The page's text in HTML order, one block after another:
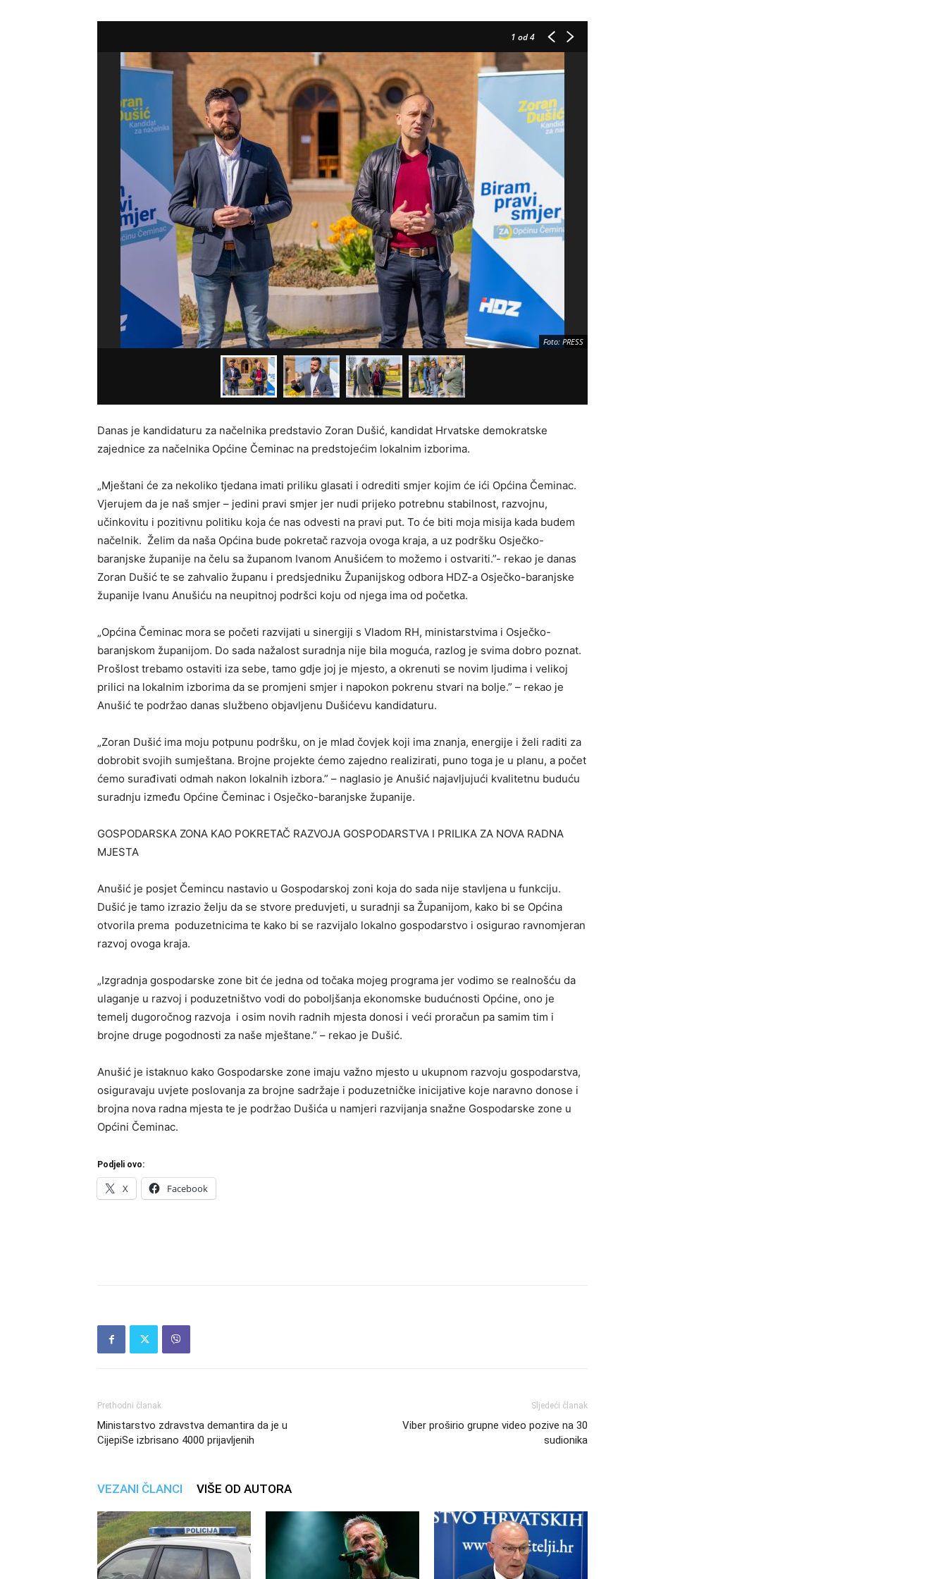
1 od 4
Foto: PRESS
Danas je kandidaturu za načelnika predstavio Zoran Dušić, kandidat Hrvatske demokratske
zajednice za načelnika Općine Čeminac na predstojećim lokalnim izborima.
„Mještani će za nekoliko tjedana imati priliku glasati i odrediti smjer kojim će ići Općina Čeminac.
Vjerujem da je naš smjer – jedini pravi smjer jer nudi prijeko potrebnu stabilnost, razvojnu,
učinkovitu i pozitivnu politiku koja će nas odvesti na pravi put. To će biti moja misija kada budem
načelnik. Želim da naša Općina bude pokretač razvoja ovoga kraja, a uz podršku Osječko-
baranjske županije na čelu sa županom Ivanom Anušićem to možemo i ostvariti.”- rekao je danas
Zoran Dušić te se zahvalio županu i predsjedniku Županijskog odbora HDZ-a Osječko-baranjske
županije Ivanu Anušiću na neupitnoj podršci koju od njega ima od početka.
„Općina Čeminac mora se početi razvijati u sinergiji s Vladom RH, ministarstvima i Osječko-
baranjskom županijom. Do sada nažalost suradnja nije bila moguća, razlog je svima dobro poznat.
Prošlost trebamo ostaviti iza sebe, tamo gdje joj je mjesto, a okrenuti se novim ljudima i velikoj
prilici na lokalnim izborima da se promjeni smjer i napokon pokrenu stvari na bolje.” – rekao je
Anušić te podržao danas službeno objavljenu Dušićevu kandidaturu.
„Zoran Dušić ima moju potpunu podršku, on je mlad čovjek koji ima znanja, energije i želi raditi za
dobrobit svojih sumještana. Brojne projekte ćemo zajedno realizirati, puno toga je u planu, a počet
ćemo surađivati odmah nakon lokalnih izbora.” – naglasio je Anušić najavljujući kvalitetnu buduću
suradnju između Općine Čeminac i Osječko-baranjske županije.
GOSPODARSKA ZONA KAO POKRETAČ RAZVOJA GOSPODARSTVA I PRILIKA ZA NOVA RADNA
MJESTA
Anušić je posjet Čemincu nastavio u Gospodarskoj zoni koja do sada nije stavljena u funkciju.
Dušić je tamo izrazio želju da se stvore preduvjeti, u suradnji sa Županijom, kako bi se Općina
otvorila prema poduzetnicima te kako bi se razvijalo lokalno gospodarstvo i osigurao ravnomjeran
razvoj ovoga kraja.
„Izgradnja gospodarske zone bit će jedna od točaka mojeg programa jer vodimo se realnošću da
ulaganje u razvoj i poduzetništvo vodi do poboljšanja ekonomske budućnosti Općine, ono je
temelj dugoročnog razvoja i osim novih radnih mjesta donosi i veći proračun pa samim tim i
brojne druge pogodnosti za naše mještane.” – rekao je Dušić.
Anušić je istaknuo kako Gospodarske zone imaju važno mjesto u ukupnom razvoju gospodarstva,
osiguravaju uvjete poslovanja za brojne sadržaje i poduzetničke inicijative koje naravno donose i
brojna nova radna mjesta te je podržao Dušića u namjeri razvijanja snažne Gospodarske zone u
Općini Čeminac.
Podjeli ovo:
X Facebook
Prethodni članak
Ministarstvo zdravstva demantira da je u
CijepiSe izbrisano 4000 prijavljenih
Sljedeći članak
Viber proširio grupne video pozive na 30
sudionika
VEZANI ČLANCI VIŠE OD AUTORA